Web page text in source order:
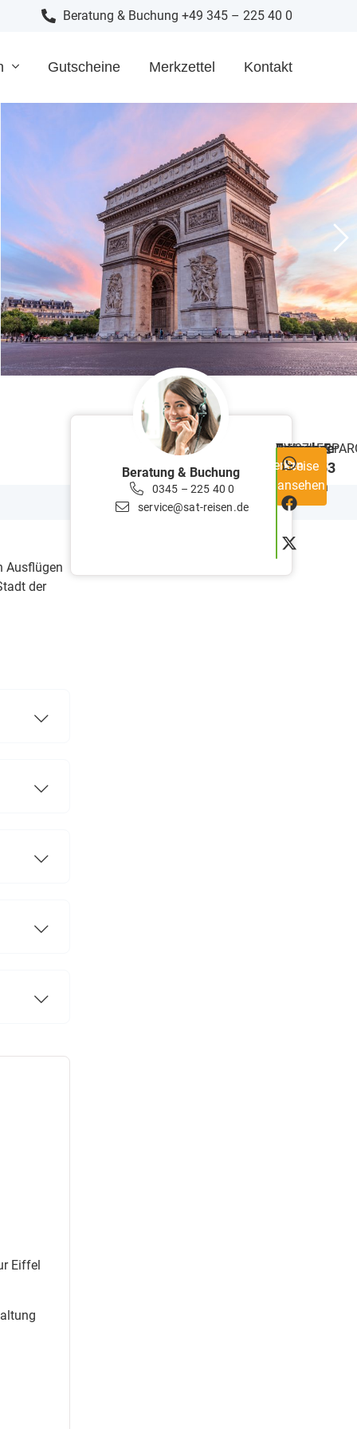
Beratung & Buchung +49 345 – 225 40 0
Gutscheine Merkzettel Kontakt
Ausflügen
der
Eiffel
Beratung & Buchung
0345 – 225 40 0
service@sat-reisen.de
Reisecode
Dauer
5
Tage
Teilnehmer
min.
20
Personen
Preisab €
1153
Preise
ansehen
Merken